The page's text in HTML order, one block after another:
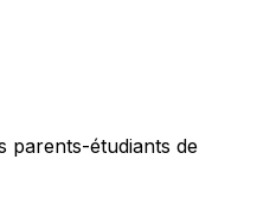
parents-étudiants de